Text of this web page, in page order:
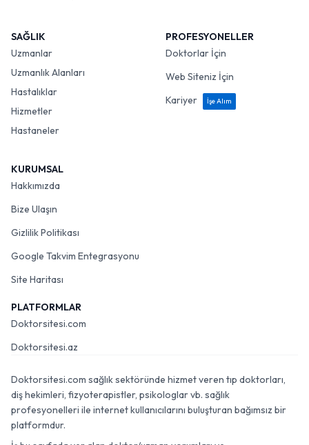
SAĞLIK
Uzmanlar
Uzmanlık Alanları
Hastalıklar
Hizmetler
Hastaneler
PROFESYONELLER
Doktorlar İçin
Web Siteniz İçin
Kariyer
İşe Alım
KURUMSAL
Hakkımızda
Bize Ulaşın
Gizlilik Politikası
Google Takvim Entegrasyonu
Site Haritası
PLATFORMLAR
Doktorsitesi.com
Doktorsitesi.az
Doktorsitesi.com sağlık sektöründe hizmet veren tıp doktorları,
diş hekimleri, fizyoterapistler, psikologlar vb. sağlık
profesyonelleri ile internet kullanıcılarını buluşturan bağımsız bir
platformdur.